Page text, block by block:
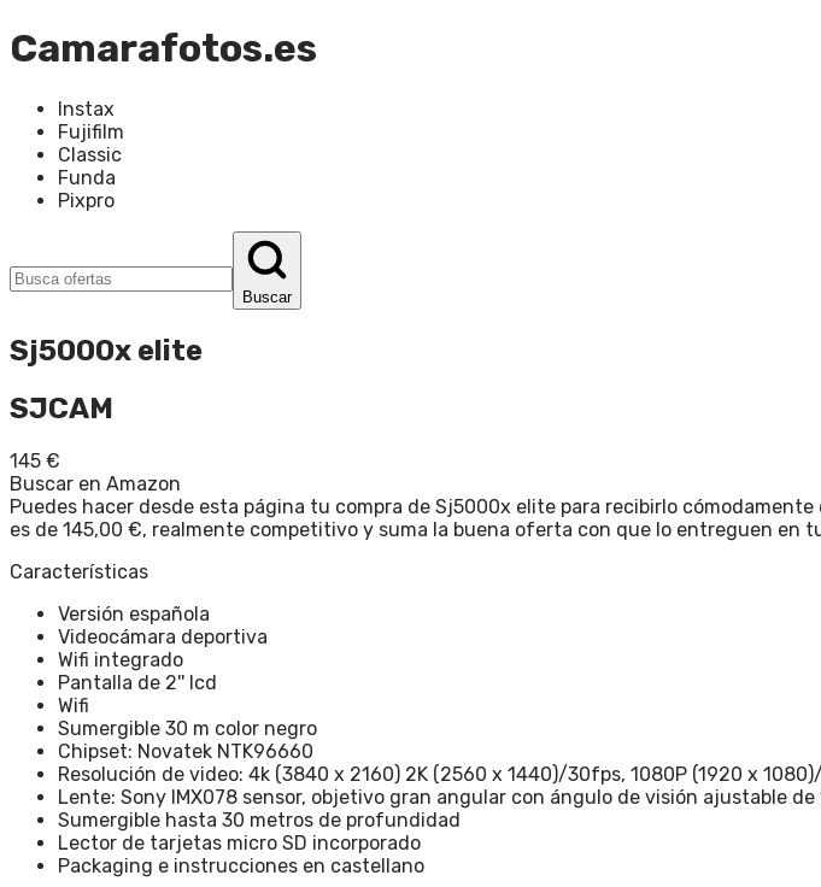
Camarafotos.es
Instax
Fujifilm
Classic
Funda
Pixpro
Buscar
Sj5000x elite
SJCAM
145 €
Buscar en Amazon
Puedes hacer desde esta página tu compra de Sj5000x elite para recibirlo
es de 145,00 €, realmente competitivo y suma la buena oferta con que lo entreguen en
Características
Versión española
Videocámara deportiva
Wifi integrado
Pantalla de 2'' lcd
Wifi
Sumergible 30 m color negro
Chipset: Novatek NTK96660
Resolución de video: 4k (3840 x 2160) 2K (2560 x 1440)/30fps, 1080P (1920 x
Lente: Sony IMX078 sensor, objetivo gran angular con ángulo de visión ajustable de
Sumergible hasta 30 metros de profundidad
Lector de tarjetas micro SD incorporado
Packaging e instrucciones en castellano